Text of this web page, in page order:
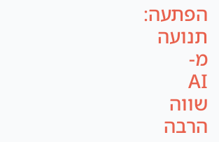
הפתעה:
תנועה
מ-
AI
שווה
הרבה